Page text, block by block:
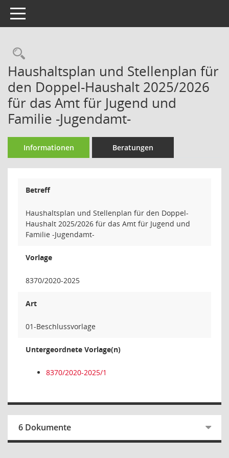
Toggle navigation
Rechercheauswahl
Haushaltsplan und Stellenplan für
den Doppel-Haushalt 2025/2026
für das Amt für Jugend und
Familie -Jugendamt-
Informationen Beratungen
Betreff
Haushaltsplan und Stellenplan für den Doppel-
Haushalt 2025/2026 für das Amt für Jugend und
Familie -Jugendamt-
Vorlage
8370/2020-2025
Art
01-Beschlussvorlage
Untergeordnete Vorlage(n)
8370/2020-2025/1
6 Dokumente